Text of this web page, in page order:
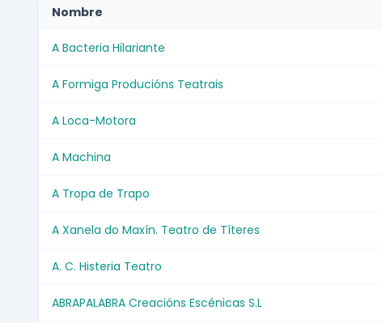
Nombre
A Bacteria Hilariante
A Formiga Producións Teatrais
A Loca-Motora
A Machina
A Tropa de Trapo
A Xanela do Maxín. Teatro de Títeres
A. C. Histeria Teatro
ABRAPALABRA Creacións Escénicas S.L